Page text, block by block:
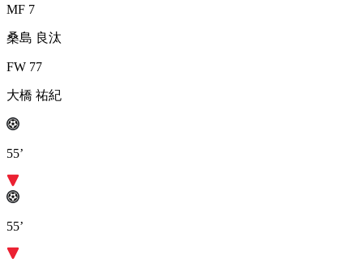
MF 7
桑島 良汰
FW 77
大橋 祐紀
55’
55’